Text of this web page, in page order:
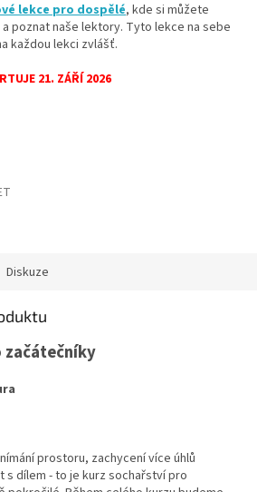
lekce pro dospělé, kde si můžete
poznat naše lektory. Tyto lekce na sebe
každou lekci zvlášť.
21. ZÁŘÍ 2026
Diskuze
začátečníky
prostoru, zachycení více úhlů
s dílem - to je kurz sochařství pro